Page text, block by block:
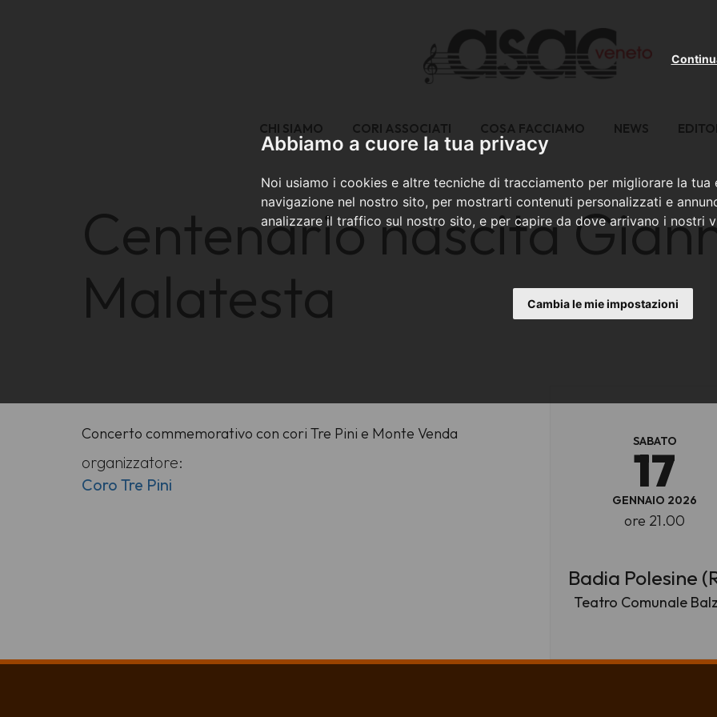
Abbiamo a cuore la tua privacy
Noi usiamo i cookies e altre tecniche di tracciamento per migliorare la tua
navigazione nel nostro sito, per mostrarti contenuti personalizzati e
analizzare il traffico sul nostro sito, e per capire da dove arrivano i nostri
Cambia le mie impostazioni
CHI SIAMO CORI ASSOCIATI COSA FACCIAMO NEWS
Centenario nascita
Malatesta
Concerto commemorativo con cori Tre Pini e Monte Venda
organizzatore:
Coro Tre Pini
SABATO
17
GENNAIO 2026
ore 21.00
Badia Polesine
Teatro Comunale